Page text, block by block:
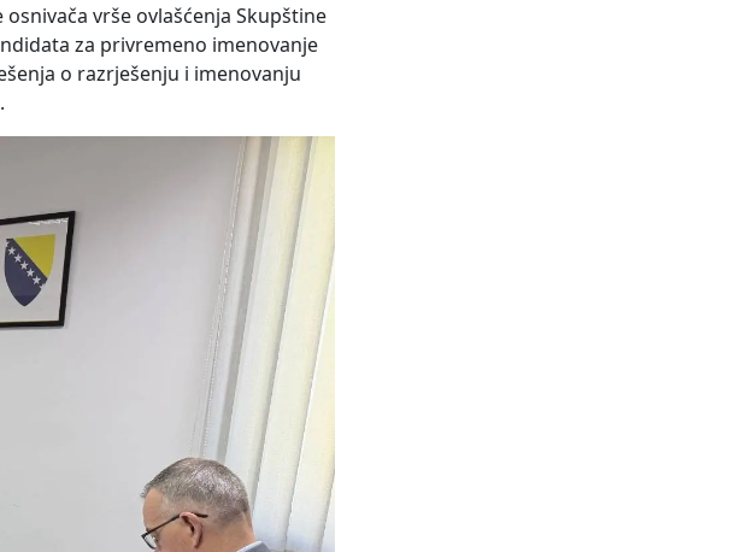
vrše ovlašćenja Skupštine
za privremeno imenovanje
o razrješenju i imenovanju